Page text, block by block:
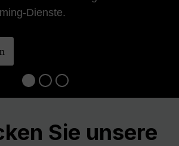
Dienste.
Sie unsere